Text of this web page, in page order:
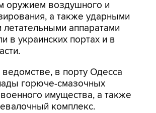
оружием воздушного и
а также ударными
аппаратами
в украинских портах и в
в порту Одесса
горюче-смазочных
имущества, а также
комплекс.